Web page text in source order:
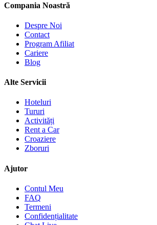
Compania Noastră
Despre Noi
Contact
Program Afiliat
Cariere
Blog
Alte Servicii
Hoteluri
Tururi
Activități
Rent a Car
Croaziere
Zboruri
Ajutor
Contul Meu
FAQ
Termeni
Confidențialitate